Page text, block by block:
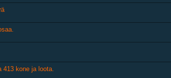
413 kone ja loota.